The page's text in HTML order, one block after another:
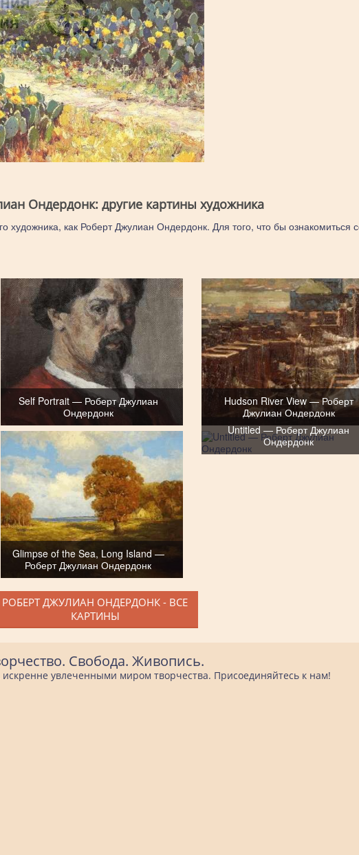
Ондердонк: другие картины художника
художника, как Роберт Джулиан Ондердонк. Для того, что бы ознакомиться
Self Portrait — Роберт Джулиан
Ондердонк
Hudson River View — Роберт
Джулиан Ондердонк
Glimpse of the Sea, Long Island —
Роберт Джулиан Ондердонк
Untitled — Роберт Джулиан
Ондердонк
РОБЕРТ ДЖУЛИАН ОНДЕРДОНК - ВСЕ
КАРТИНЫ
Свобода. Живопись.
увлеченными миром творчества. Присоединяйтесь к нам!